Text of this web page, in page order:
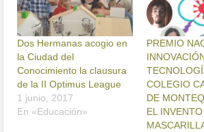
Dos Hermanas acogio en
la Ciudad del
Conocimiento la clausura
de la II Optimus League
1 junio, 2017
En «Educación»
PREMIO
COLEGIO
DE
EL